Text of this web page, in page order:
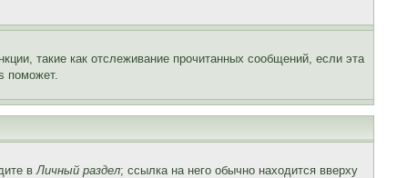
такие как отслеживание прочитанных сообщений, если эта
поможет.
вЛичный раздел; ссылка на него обычно находится вверху